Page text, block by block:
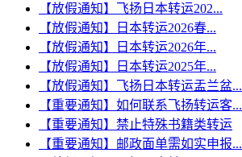
【放假通知】飞扬日本转运202...
【放假通知】日本转运2026春...
【放假通知】日本转运2026年...
【放假通知】日本转运2025年...
【放假通知】飞扬日本转运盂兰盆...
【重要通知】如何联系飞扬转运客...
【重要通知】禁止特殊书籍类转运
【重要通知】邮政面单需如实申报...